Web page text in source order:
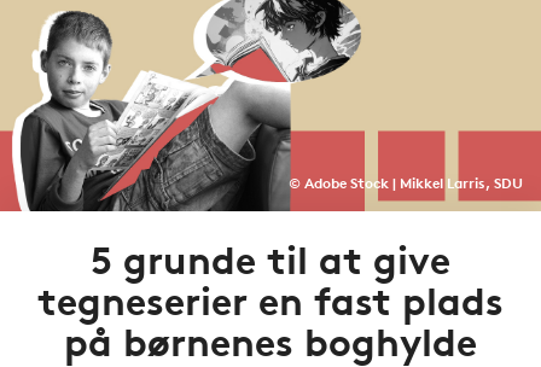
© Adobe Stock | Mikkel Larris, SDU
5 grunde til at give
tegneserier en fast plads
på børnenes boghylde